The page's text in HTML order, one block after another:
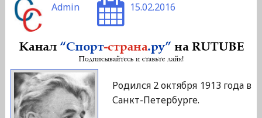
Admin 15.02.2016
Родился 2 октября 1913 года в
Санкт-Петербурге.